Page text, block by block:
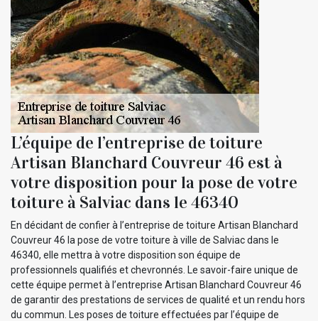
L’équipe de l’entreprise de toiture
Artisan Blanchard Couvreur 46 est à
votre disposition pour la pose de votre
toiture à Salviac dans le 46340
En décidant de confier à l’entreprise de toiture Artisan Blanchard
Couvreur 46 la pose de votre toiture à ville de Salviac dans le
46340, elle mettra à votre disposition son équipe de
professionnels qualifiés et chevronnés. Le savoir-faire unique de
cette équipe permet à l’entreprise Artisan Blanchard Couvreur 46
de garantir des prestations de services de qualité et un rendu hors
du commun. Les poses de toiture effectuées par l’équipe de